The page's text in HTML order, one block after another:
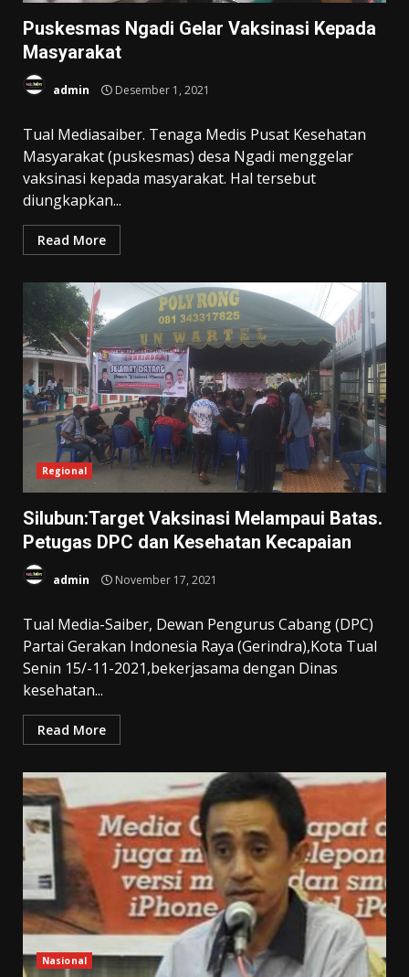
Puskesmas Ngadi Gelar Vaksinasi Kepada
Masyarakat
admin Desember 1, 2021
Tual Mediasaiber. Tenaga Medis Pusat Kesehatan
Masyarakat (puskesmas) desa Ngadi menggelar
vaksinasi kepada masyarakat. Hal tersebut
diungkapkan...
Read More
Regional
Silubun:Target Vaksinasi Melampaui Batas.
Petugas DPC dan Kesehatan Kecapaian
admin November 17, 2021
Tual Media-Saiber, Dewan Pengurus Cabang (DPC)
Partai Gerakan Indonesia Raya (Gerindra),Kota Tual
Senin 15/-11-2021,bekerjasama dengan Dinas
kesehatan...
Read More
Nasional